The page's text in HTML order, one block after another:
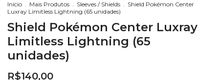
Início . Mais Produtos . Sleeves / Shields . Shield Pokémon Center
Luxray Limitless Lightning (65 unidades)
Shield Pokémon Center Luxray
Limitless Lightning (65
unidades)
R$140,00